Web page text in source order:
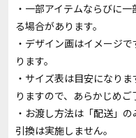
・一部アイテムならびに
る場合があります。
・デザイン画はイメージ
ります。
・サイズ表は目安になり
りますので、あらかじめご
・お渡し方法は「配送」
引換は実施しません。